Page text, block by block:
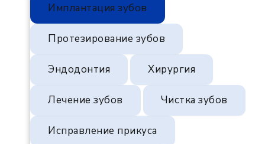
Имплантация зубов
Протезирование зубов
Эндодонтия Хирургия
Лечение зубов Чистка зубов
Исправление прикуса